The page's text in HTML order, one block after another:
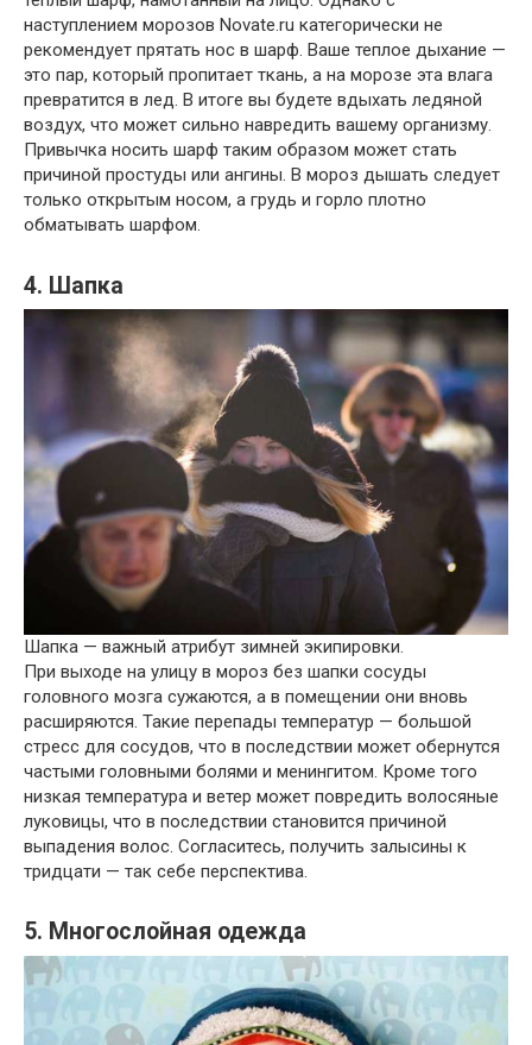
наступлением морозов Novate.ru категорически не
рекомендует прятать нос в шарф. Ваше теплое дыхание —
это пар, который пропитает ткань, а на морозе эта влага
превратится в лед. В итоге вы будете вдыхать ледяной
воздух, что может сильно навредить вашему организму.
Привычка носить шарф таким образом может стать
причиной простуды или ангины. В мороз дышать следует
только открытым носом, а грудь и горло плотно
обматывать шарфом.
4. Шапка
Шапка — важный атрибут зимней экипировки.
При выходе на улицу в мороз без шапки сосуды
головного мозга сужаются, а в помещении они вновь
расширяются. Такие перепады температур — большой
стресс для сосудов, что в последствии может обернутся
частыми головными болями и менингитом. Кроме того
низкая температура и ветер может повредить волосяные
луковицы, что в последствии становится причиной
выпадения волос. Согласитесь, получить залысины к
тридцати — так себе перспектива.
5. Многослойная одежда